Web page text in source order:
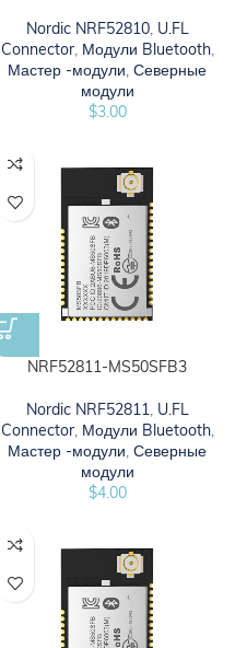
Nordic NRF52810, U.FL
Connector, Модули Bluetooth,
Мастер -модули, Северные
модули
$3.00
NRF52811-MS50SFB3
Nordic NRF52811, U.FL
Connector, Модули Bluetooth,
Мастер -модули, Северные
модули
$4.00